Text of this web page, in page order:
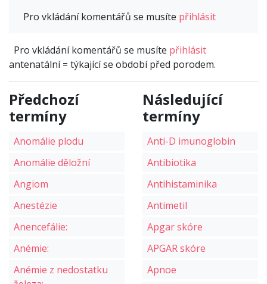
Pro vkládání komentářů se musíte přihlásit
Pro vkládání komentářů se musíte přihlásit
antenatální = týkající se období před porodem.
Předchozí
termíny
Anomálie plodu
Anomálie děložní
Angiom
Anestézie
Anencefálie:
Anémie:
Anémie z nedostatku
Následující
termíny
Anti-D imunoglobin
Antibiotika
Antihistaminika
Antimetil
Apgar skóre
APGAR skóre
Apnoe